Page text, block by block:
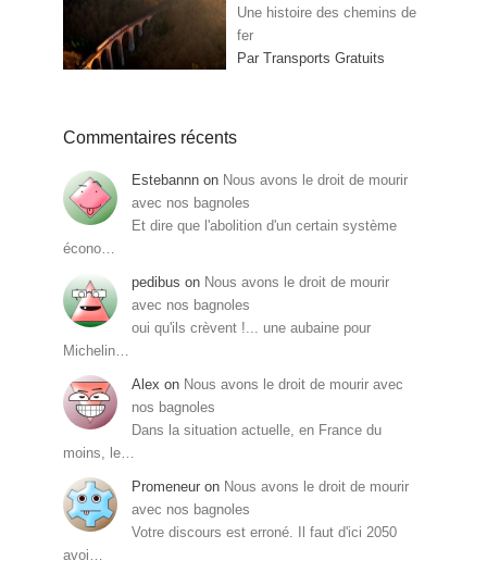
Une histoire des chemins de
fer
Par Transports Gratuits
Commentaires récents
Estebannn on Nous avons le droit de mourir
avec nos bagnoles
Et dire que l'abolition d'un certain système
écono…
pedibus on Nous avons le droit de mourir
avec nos bagnoles
oui qu'ils crèvent !... une aubaine pour
Michelin…
Alex on Nous avons le droit de mourir avec
nos bagnoles
Dans la situation actuelle, en France du
moins, le…
Promeneur on Nous avons le droit de mourir
avec nos bagnoles
Votre discours est erroné. Il faut d'ici 2050
avoi…